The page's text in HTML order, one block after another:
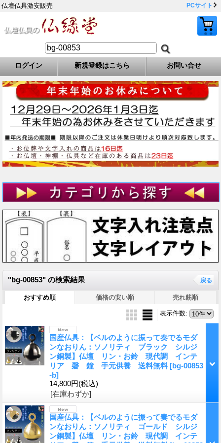
仏壇仏具激安販売 PCサイト
ログイン 新規登録はこちら お問い合せ
"bg-00853" の検索結果 戻る
おすすめ順 価格の安い順 売れ筋順
表示件数:
国産仏具：【ベルのように振って奏でるモダ
ンなおりん：ソノリティ ブラック シルジ
ン銅製】仏壇 リン・お鈴 現代調 インテ
リア 磬 鐘 手元供養 送料無料 [bg-00853
-b]
14,800円(税込)
[在庫わずか]
国産仏具：【ベルのように振って奏でるモダ
ンなおりん：ソノリティ ゴールド シルジ
ン銅製】仏壇 リン・お鈴 現代調 インテ